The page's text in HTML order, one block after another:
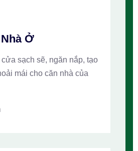
Ở
sạch sẽ, ngăn nắp, tạo
mái cho căn nhà của